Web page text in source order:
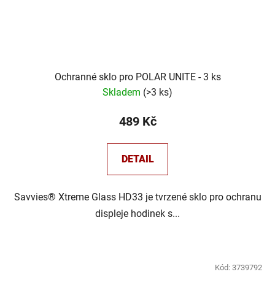
Ochranné sklo pro POLAR UNITE - 3 ks
Skladem (>3 ks)
489 Kč
DETAIL
Savvies® Xtreme Glass HD33 je tvrzené sklo pro ochranu
displeje hodinek s...
Kód: 3739792